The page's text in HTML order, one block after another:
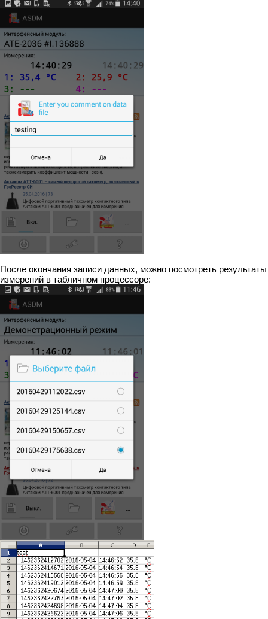
После окончания записи данных, можно посмотреть результаты
измерений в табличном процессоре: